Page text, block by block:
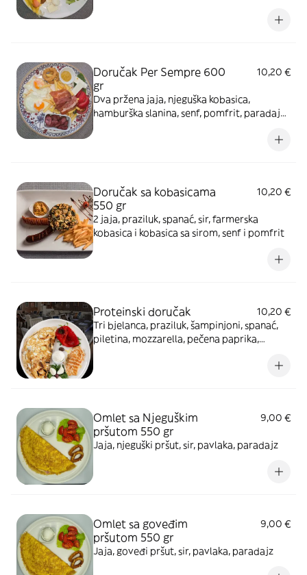
Doručak Per Sempre 600
gr
10,20 €
Dva pržena jaja, njeguška kobasica,
hamburška slanina, senf, pomfrit, paradajz i
Doručak sa kobasicama
550 gr
10,20 €
2 jaja, praziluk, spanać, sir, farmerska
kobasica i kobasica sa sirom, senf i pomfrit
Proteinski doručak
10,20 €
Tri bjelanca, praziluk, šampinjoni, spanać,
piletina, mozzarella, pečena paprika,
Omlet sa Njeguškim
pršutom 550 gr
9,00 €
Jaja, njeguški pršut, sir, pavlaka, paradajz
Omlet sa goveđim
pršutom 550 gr
9,00 €
Jaja, goveđi pršut, sir, pavlaka, paradajz